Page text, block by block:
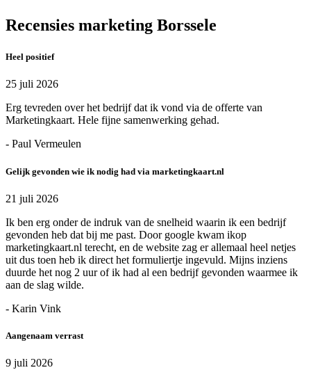
Recensies marketing Borssele
Heel positief
25 juli 2026
Erg tevreden over het bedrijf dat ik vond via de offerte van
Marketingkaart. Hele fijne samenwerking gehad.
- Paul Vermeulen
Gelijk gevonden wie ik nodig had via marketingkaart.nl
21 juli 2026
Ik ben erg onder de indruk van de snelheid waarin ik een bedrijf
gevonden heb dat bij me past. Door google kwam ikop
marketingkaart.nl terecht, en de website zag er allemaal heel netjes
uit dus toen heb ik direct het formuliertje ingevuld. Mijns inziens
duurde het nog 2 uur of ik had al een bedrijf gevonden waarmee ik
aan de slag wilde.
- Karin Vink
Aangenaam verrast
9 juli 2026